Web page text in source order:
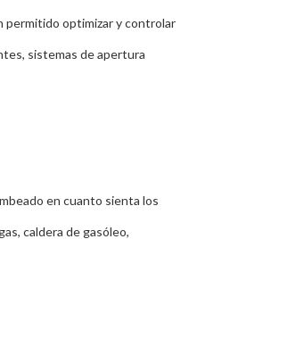
permitido optimizar y controlar
sistemas de apertura
en cuanto sienta los
caldera de gasóleo,